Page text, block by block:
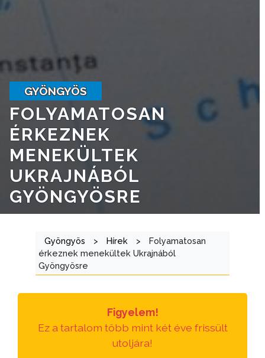
INTÉZMÉNYEK
NYOMTATVÁNYOK
E-
ÜGYINTÉZÉS
TESTÜLETI
ANYAGOK
KISTÉRSÉG
GEOTERM-
GYÖNGYÖS
GYÖNGYÖS
FOLYAMATOSAN
ÉRKEZNEK
MENEKÜLTEK
UKRAJNÁBÓL
GYÖNGYÖSRE
Gyöngyös > Hírek >
Folyamatosan
érkeznek menekültek Ukrajnából
Gyöngyösre
Figyelem!
Ez a tartalom több mint két éve frissült
utoljára!